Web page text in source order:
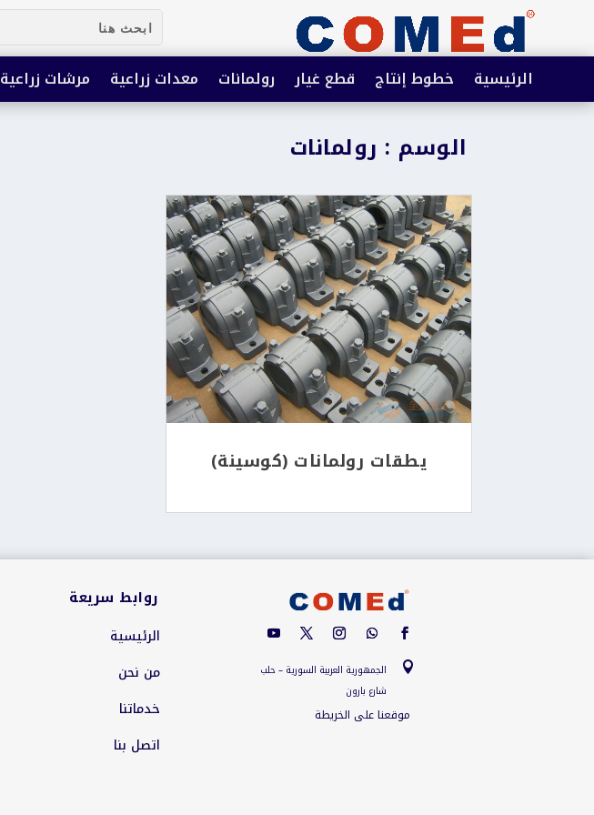
الرئيسية خطوط إنتاج قطع غيار رولمانات معدات زراعية مرشات زراعية
الوسم : رولمانات
يطقات رولمانات (كوسينة)

الجمهورية العربية السورية – حلب
شارع بارون
موقعنا على الخريطة
روابط سريعة
الرئيسية
من نحن
خدماتنا
اتصل بنا